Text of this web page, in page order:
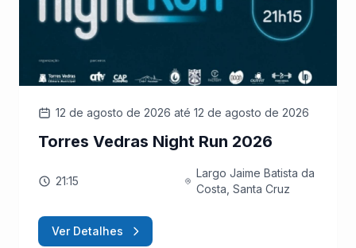
12 de agosto de 2026 até 12 de agosto de 2026
Torres Vedras Night Run 2026
21:15
Largo Jaime Batista da
Costa, Santa Cruz
Ver Detalhes